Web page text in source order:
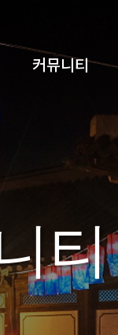
커뮤니티 검색
티